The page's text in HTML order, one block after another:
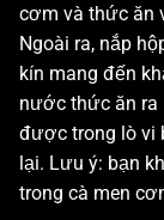
cơm và thức ăn
Ngoài ra, nắp
kín mang đến
nước thức ăn ra
được trong lò vi
lại. Lưu ý: bạn
trong cà men